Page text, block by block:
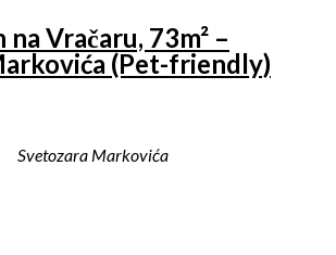
na Vračaru, 73m² –
(Pet-friendly)
Svetozara Markovića